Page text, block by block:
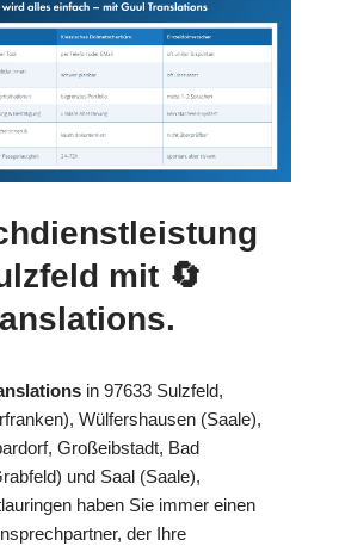
mit 🔄
.
in 97633 Sulzfeld,
Wülfershausen (Saale),
Großeibstadt, Bad
und Saal (Saale),
haben Sie immer einen
der Ihre